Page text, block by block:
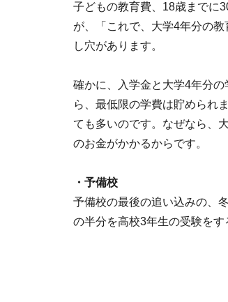
子どもの教育費、18歳までに
が、「これで、大学4年分の
し穴があります。
確かに、入学金と大学4年分
ら、最低限の学費は貯められ
ても多いのです。なぜなら、
のお金がかかるからです。
・予備校
予備校の最後の追い込みの、
の半分を高校3年生の受験をす